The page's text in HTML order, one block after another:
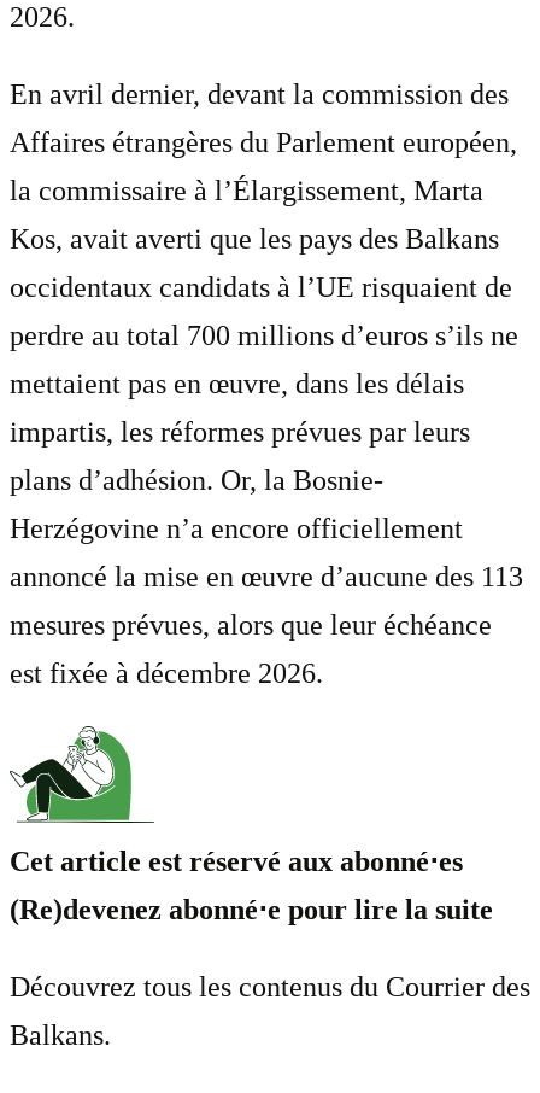
2026.
En avril dernier, devant la commission des
Affaires étrangères du Parlement européen,
la commissaire à l’Élargissement, Marta
Kos, avait averti que les pays des Balkans
occidentaux candidats à l’UE risquaient de
perdre au total 700 millions d’euros s’ils ne
mettaient pas en œuvre, dans les délais
impartis, les réformes prévues par leurs
plans d’adhésion. Or, la Bosnie-
Herzégovine n’a encore officiellement
annoncé la mise en œuvre d’aucune des 113
mesures prévues, alors que leur échéance
est fixée à décembre 2026.
Cet article est réservé aux abonné⋅es
(Re)devenez abonné⋅e pour lire la suite
Découvrez tous les contenus du Courrier des
Balkans.